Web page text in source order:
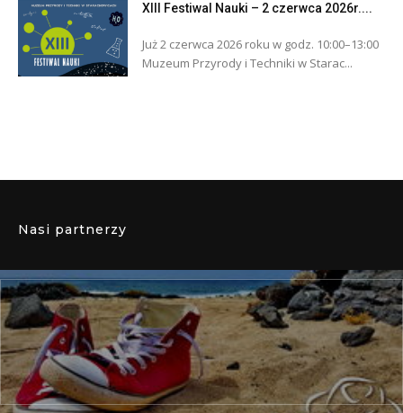
XIII Festiwal Nauki – 2 czerwca 2026r....
Już 2 czerwca 2026 roku w godz. 10:00–13:00
Muzeum Przyrody i Techniki w Starac...
Nasi partnerzy